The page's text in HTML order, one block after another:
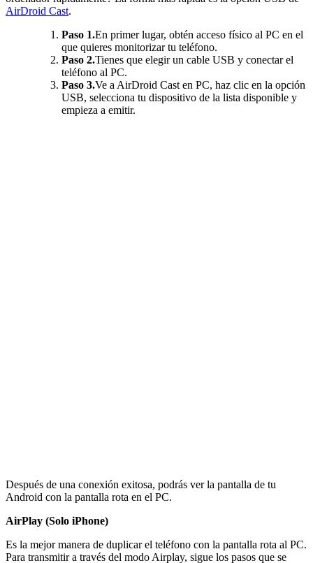
AirDroid Cast.
Paso 1.En primer lugar, obtén acceso físico al PC en el
que quieres monitorizar tu teléfono.
Paso 2.Tienes que elegir un cable USB y conectar el
teléfono al PC.
Paso 3.Ve a AirDroid Cast en PC, haz clic en la opción
USB, selecciona tu dispositivo de la lista disponible y
empieza a emitir.
Después de una conexión exitosa, podrás ver la pantalla de tu
Android con la pantalla rota en el PC.
AirPlay (Solo iPhone)
Es la mejor manera de duplicar el teléfono con la pantalla rota al PC.
Para transmitir a través del modo Airplay, sigue los pasos que se